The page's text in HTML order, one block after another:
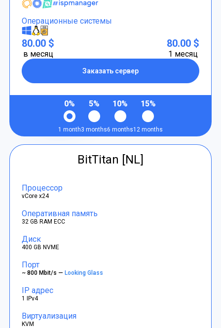
Операционные системы
80.00 $
в месяц
Заказать сервер
80.00 $
1 месяц
0%
1 month
5%
3 months
10%
6 months
15%
12 months
BitTitan [NL]
Процессор
vCore x24
Оперативная память
32 GB RAM ECC
Диск
400 GB NVME
Порт
~ 800 Mbit/s —Looking Glass
IP адрес
1 IPv4
Виртуализация
KVM